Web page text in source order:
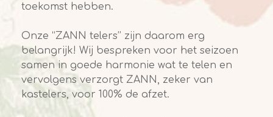
toekomst hebben.
Onze “ZANN telers’’ zijn daarom erg
belangrijk! Wij bespreken voor het seizoen
samen in goede harmonie wat te telen en
vervolgens verzorgt ZANN, zeker van
kastelers, voor 100% de afzet.